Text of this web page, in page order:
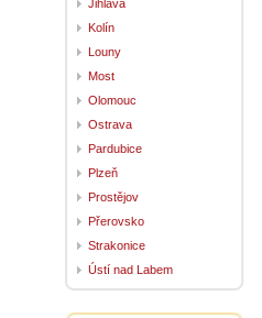
Jihlava
Kolín
Louny
Most
Olomouc
Ostrava
Pardubice
Plzeň
Prostějov
Přerovsko
Strakonice
Ústí nad Labem